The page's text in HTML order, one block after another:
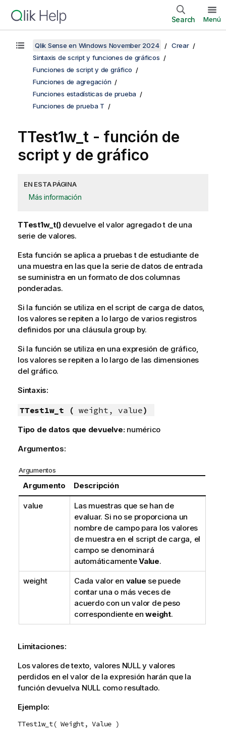
Search Menú
Qlik Sense en Windows November 2024
Crear
Sintaxis de script y funciones de gráficos
Funciones de script y de gráfico
Funciones de agregación
Funciones estadísticas de prueba
Funciones de prueba T
TTest1w_t- función de
script y de gráfico
EN ESTA PÁGINA
Más información
TTest1w_t()devuelve el valor agregado t de una
serie de valores.
Esta función se aplica a pruebas t de estudiante de
una muestra en las que la serie de datos de entrada
se suministra en un formato de dos columnas
ponderadas.
Si la función se utiliza en el script de carga de datos,
los valores se repiten a lo largo de varios registros
definidos por una cláusula group by.
Si la función se utiliza en una expresión de gráfico,
los valores se repiten a lo largo de las dimensiones
del gráfico.
Sintaxis:
TTest1w_t ( weight, value)
Tipo de datos que devuelve: numérico
Argumentos:
Argumentos
Argumento Descripción
value
Las muestras que se han de
evaluar. Si no se proporciona un
nombre de campo para los valores
de muestra en el script de carga, el
campo se denominará
automáticamenteValue.
weight Cada valor en value se puede
contar una o más veces de
acuerdo con un valor de peso
correspondiente enweight.
Limitaciones:
Los valores de texto, valores NULLy valores
perdidos en el valor de la expresión harán que la
función devuelva NULLcomo resultado.
Ejemplo:
TTest1w_t( Weight, Value )